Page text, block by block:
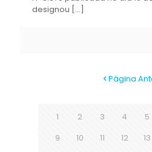
designou […]
Página
1 2 3 4 5
9
10 11 12 13